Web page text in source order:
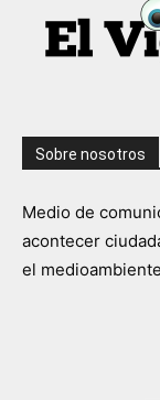
Sobre nosotros
Medio de
acontecer
el